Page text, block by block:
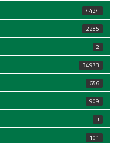
4424
2285
2
34973
656
909
3
101